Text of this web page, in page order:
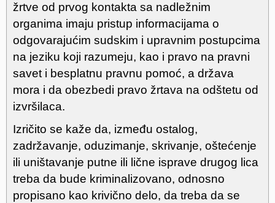
žrtve od prvog kontakta sa nadležnim
organima imaju pristup informacijama o
odgovarajućim sudskim i upravnim postupcima
na jeziku koji razumeju, kao i pravo na pravni
savet i besplatnu pravnu pomoć, a država
mora i da obezbedi pravo žrtava na odštetu od
izvršilaca.
Izričito se kaže da, između ostalog,
zadržavanje, oduzimanje, skrivanje, oštećenje
ili uništavanje putne ili lične isprave drugog lica
treba da bude kriminalizovano, odnosno
propisano kao krivično delo, da treba da se